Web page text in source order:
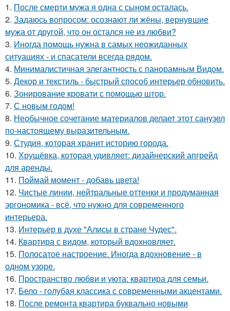
1. После смерти мужа я одна с сыном осталась.
2. Задаюсь вопросом: осознают ли жёны, вернувшие
мужа от другой, что он остался не из любви?
3. Иногда помощь нужна в самых неожиданных
ситуациях - и спасатели всегда рядом.
4. Минималистичная элегантность с панорамным Видом.
5. Декор и текстиль - быстрый способ интерьер обновить.
6. Зонирование кровати с помощью штор.
7. С новым годом!
8. Необычное сочетание материалов делает этот санузел
по-настоящему выразительным.
9. Студия, которая хранит историю города.
10. Хрущёвка, которая удивляет: дизайнерский апгрейд
для аренды.
11. Поймай момент - добавь цвета!
12. Чистые линии, нейтральные оттенки и продуманная
эргономика - всё, что нужно для современного
интерьера.
13. Интерьер в духе "Алисы в стране Чудес".
14. Квартира с видом, который вдохновляет.
15. Полосатое настроение. Иногда вдохновение - в
одном узоре.
16. Пространство любви и уюта: квартира для семьи.
17. Бело - голубая классика с современными акцентами.
18. После ремонта квартира буквально новыми